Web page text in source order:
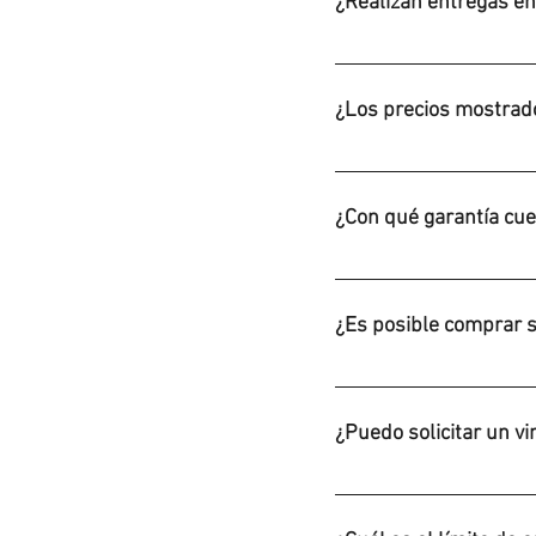
Podemos enviar a todo
¿Los precios
Si, los precios son
¿Con qué garantía
Todos los productos
¿Es posible comprar
Si en el caso que esté
¿Puedo solicitar un
Solo trabajamos con